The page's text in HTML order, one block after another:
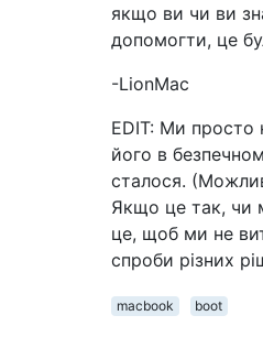
якщо ви чи ви
допомогти, це
-LionMac
EDIT: Ми просто
його в
сталося.
Якщо це так, чи
це, щоб ми не
спроби різних
macbook
boot